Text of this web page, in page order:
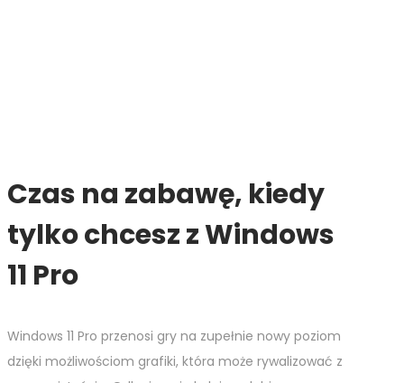
Czas na zabawę, kiedy
tylko chcesz z Windows
11 Pro
Windows 11 Pro przenosi gry na zupełnie nowy poziom
dzięki możliwościom grafiki, która może rywalizować z